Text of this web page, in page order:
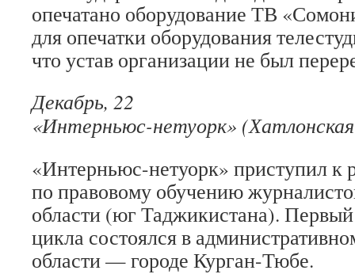
опечатано оборудование ТВ
для опечатки оборудования
что устав организации не был
Декабрь, 22
«Интерньюс-нетуорк»
«Интерньюс-нетуорк» приступил к
по правовому обучению
области (юг Таджикистана). Первый
цикла состоялся в
области — городе Курган-Тюбе.